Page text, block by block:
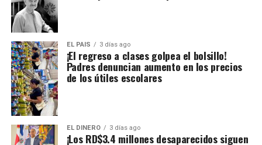
EL PAIS 3 días ago
¡El regreso a clases golpea el bolsillo!
Padres denuncian aumento en los precios
de los útiles escolares
EL DINERO 3 días ago
¡Los RD$3.4 millones desaparecidos siguen